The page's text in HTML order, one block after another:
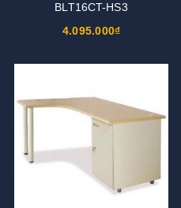
BLT16CT-HS3
4.095.000₫